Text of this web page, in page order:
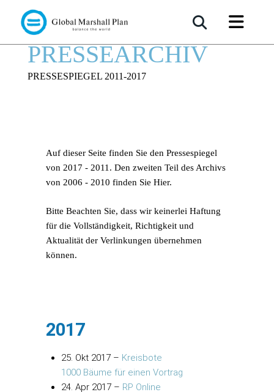
PRESSEARCHIV
PRESSESPIEGEL 2011-2017
Auf dieser Seite finden Sie den Pressespiegel
von 2017 - 2011. Den zweiten Teil des Archivs
von 2006 - 2010 finden Sie Hier.
Bitte Beachten Sie, dass wir keinerlei Haftung
für die Vollständigkeit, Richtigkeit und
Aktualität der Verlinkungen übernehmen
können.
2017
25. Okt 2017 – Kreisbote
1000 Bäume für einen Vortrag
24. Apr 2017 – RP Online